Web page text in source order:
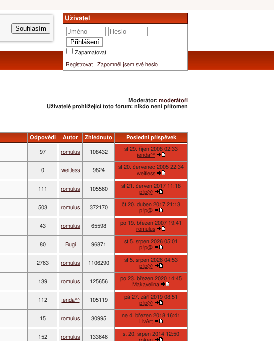
Souhlasím
Uživatel
Zapamatovat
Registrovat Zapomněl jsem své heslo
Moderátor: moderátoři
Uživatelé prohlížející toto fórum: nikdo není přítomen
Odpovědi Autor Zhlédnuto Poslední příspěvek
97 romulus 108432
st 29. říjen 2008 02:33
jenda^^
0 weitless 9824
st 20. červenec 2005 22:34
weitless
111 romulus 105560
st 21. červen 2017 11:18
p!p@
503 romulus 372170
čt 20. duben 2017 21:13
p!p@
43 romulus 65598
po 19. březen 2007 19:41
romulus
80 Bugi 96871
st 5. srpen 2026 05:01
p!p@
2763 romulus 1106290
st 5. srpen 2026 04:53
p!p@
139 romulus 125656
po 23. březen 2020 14:45
Makavelina
112 jenda^^ 105119
pá 27. září 2019 08:51
p!p@
15 romulus 30995
ne 4. březen 2018 16:41
LivArt
152 romulus 133646
st 20. srpen 2014 12:50